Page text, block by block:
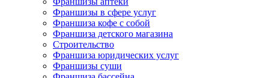
Франшизы в сфере услуг
Франшиза кофе с собой
Франшиза детского магазина
Строительство
Франшиза юридических услуг
Франшизы суши